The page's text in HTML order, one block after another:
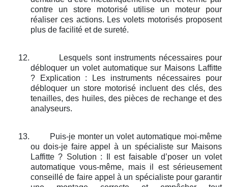
contre un store motorisé utilise un moteur pour
réaliser ces actions. Les volets motorisés proposent
plus de facilité et de sureté.
12.
Lesquels sont instruments nécessaires pour
débloquer un volet automatique sur Maisons Laffitte
? Explication : Les instruments nécessaires pour
débloquer un store motorisé incluent des clés, des
tenailles, des huiles, des pièces de rechange et des
analyseurs.
13.
Puis-je monter un volet automatique moi-même
ou dois-je faire appel à un spécialiste sur Maisons
Laffitte ? Solution : Il est faisable d’poser un volet
automatique vous-même, mais il est sérieusement
conseillé de faire appel à un spécialiste pour garantir